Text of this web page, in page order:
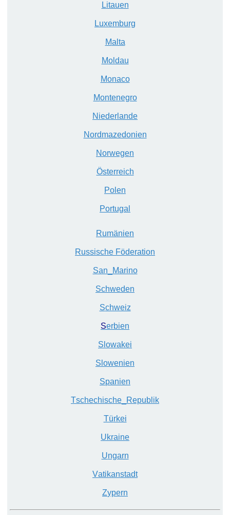
Litauen
Luxemburg
Malta
Moldau
Monaco
Montenegro
N iederlande
Nordmazedonien
Norwegen
Österreich
Polen
Portugal
Rumänien
Russische Föderation
San_Marino
Schweden
Schweiz
Serbien
S lowakei
S lowenien
Spanien
Tschechische_ Republik
Türkei
Ukraine
Ungarn
Vatikanstadt
Zypern